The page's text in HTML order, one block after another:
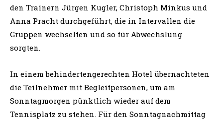
den Trainern Jürgen Kugler, Christoph Minkus und
Anna Pracht durchgeführt, die in Intervallen die
Gruppen wechselten und so für Abwechslung
sorgten.
In einem behindertengerechten Hotel übernachteten
die Teilnehmer mit Begleitpersonen, um am
Sonntagmorgen pünktlich wieder auf dem
Tennisplatz zu stehen. Für den Sonntagnachmittag